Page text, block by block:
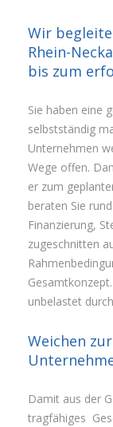
Wir
Rhein-
bis zum
Sie haben eine
selbstständig
Unternehmen
Wege offen.
er zum
beraten Sie
Finanzierung,
zugeschnitten
unbelastet
Weichen
Damit aus der
tragfähiges